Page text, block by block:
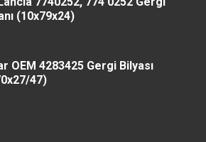
(10x79x24)
OEM 4283425 Gergi Bilyası
47)